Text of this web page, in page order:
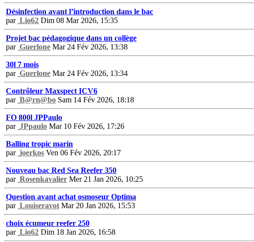
Désinfection avant l’introduction dans le bac
par Lio62 Dim 08 Mar 2026, 15:35
Projet bac pédagogique dans un collège
par Guerlone Mar 24 Fév 2026, 13:38
30l 7 mois
par Guerlone Mar 24 Fév 2026, 13:34
Contrôleur Maxspect ICV6
par B@rn@bo Sam 14 Fév 2026, 18:18
FO 800l JPPaulo
par JPpaulo Mar 10 Fév 2026, 17:26
Balling tropic marin
par joerkos Ven 06 Fév 2026, 20:17
Nouveau bac Red Sea Reefer 350
par Rosenkavalier Mer 21 Jan 2026, 10:25
Question avant achat osmoseur Optima
par Louiseravot Mar 20 Jan 2026, 15:53
choix écumeur reefer 250
par Lio62 Dim 18 Jan 2026, 16:58